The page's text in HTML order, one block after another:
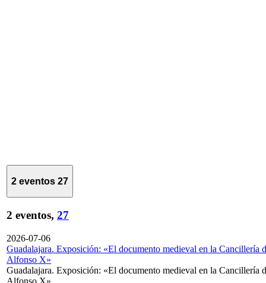
2 eventos 27
2 eventos, 27
2026-07-06
Guadalajara. Exposición: «El documento medieval en la Cancillería
Alfonso X»
Guadalajara. Exposición: «El documento medieval en la Cancillería
Alfonso X»